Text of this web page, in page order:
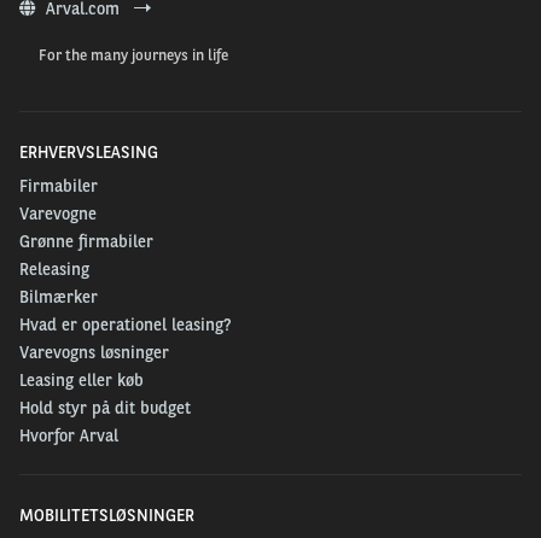
Arval.com
For the many journeys in life
ERHVERVSLEASING
Firmabiler
Varevogne
Grønne firmabiler
Releasing
Bilmærker
Hvad er operationel leasing?
Varevogns løsninger
Leasing eller køb
Hold styr på dit budget
Hvorfor Arval
MOBILITETSLØSNINGER